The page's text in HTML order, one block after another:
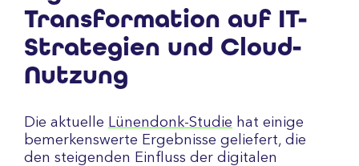
Transformation auf IT-
Strategien und Cloud-
Nutzung
Die aktuelle Lünendonk-Studie hat einige
bemerkenswerte Ergebnisse geliefert, die
den steigenden Einfluss der digitalen